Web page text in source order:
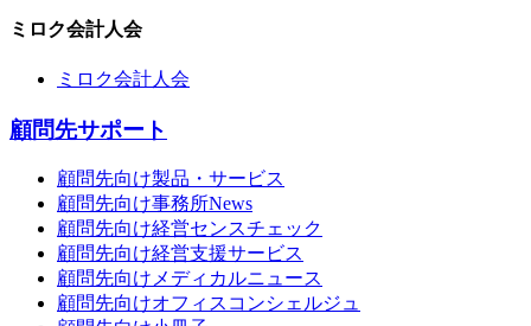
ミロク会計人会
ミロク会計人会
顧問先サポート
顧問先向け製品・サービス
顧問先向け事務所News
顧問先向け経営センスチェック
顧問先向け経営支援サービス
顧問先向けメディカルニュース
顧問先向けオフィスコンシェルジュ